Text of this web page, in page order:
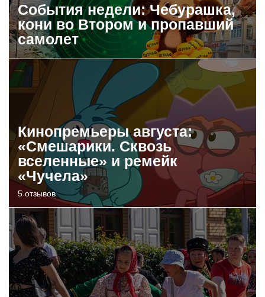
События недели: Чебурашка,
кони во Втором и пропавший
самолет
Кинопремьеры августа:
«Смешарики. Сквозь
вселенные» и ремейк
«Чучела»
5 отзывов